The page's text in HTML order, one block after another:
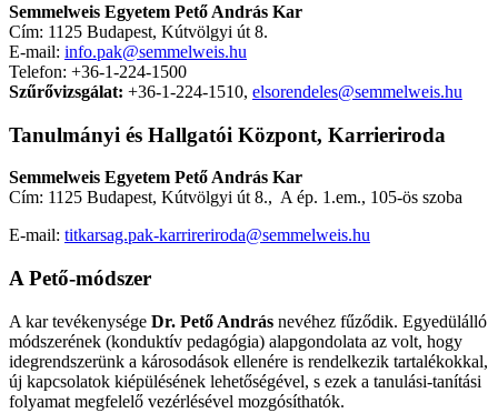
Semmelweis Egyetem Pető András Kar
Cím: 1125 Budapest, Kútvölgyi út 8.
E-mail: info.pak@semmelweis.hu
Telefon: +36-1-224-1500
Szűrővizsgálat: +36-1-224-1510, elsorendeles@semmelweis.hu
Tanulmányi és Hallgatói Központ, Karrieriroda
Semmelweis Egyetem Pető András Kar
Cím: 1125 Budapest, Kútvölgyi út 8., A ép. 1.em., 105-ös szoba
E-mail: titkarsag.pak-karrireriroda@semmelweis.hu
A Pető-módszer
A kar tevékenysége Dr. Pető András nevéhez fűződik. Egyedülálló
módszerének (konduktív pedagógia) alapgondolata az volt, hogy
idegrendszerünk a károsodások ellenére is rendelkezik tartalékokkal,
új kapcsolatok kiépülésének lehetőségével, s ezek a tanulási-tanítási
folyamat megfelelő vezérlésével mozgósíthatók.